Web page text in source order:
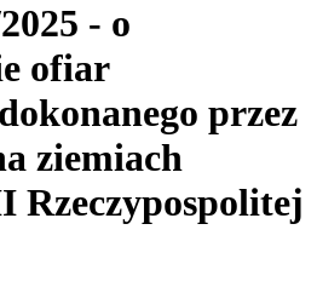
- o
ofiar
przez
ziemiach
Rzeczypospolitej